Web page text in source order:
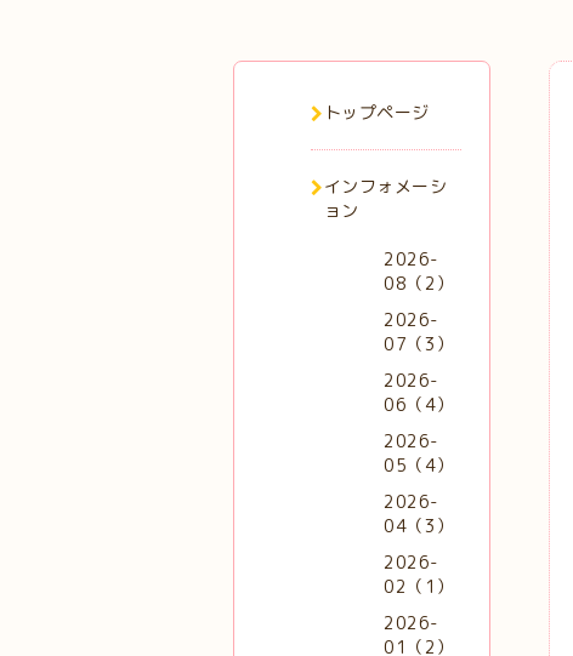
トップページ
インフォメーシ
ョン
2026-
08（2）
2026-
07（3）
2026-
06（4）
2026-
05（4）
2026-
04（3）
2026-
02（1）
2026-
01（2）